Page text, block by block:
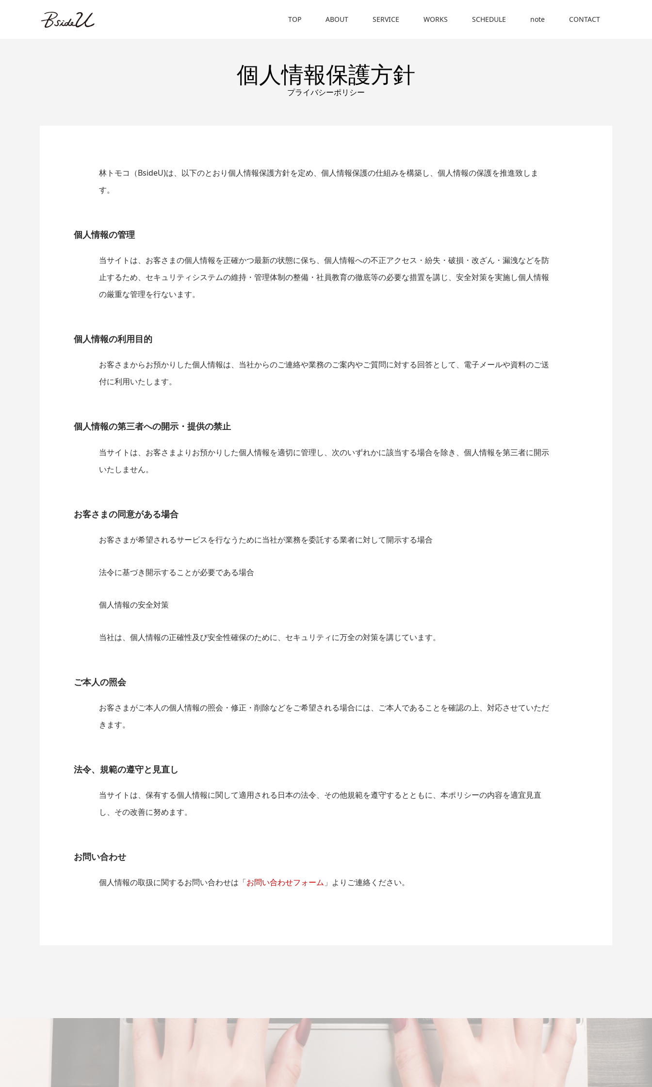
TOP ABOUT SERVICE WORKS SCHEDULE note CONTACT
個人情報保護方針
プライバシーポリシー
林トモコ（BsideU)は、以下のとおり個人情報保護方針を定め、個人情報保護の仕組みを構築し、個人情報の保護を推進致しま
す。
個人情報の管理
当サイトは、お客さまの個人情報を正確かつ最新の状態に保ち、個人情報への不正アクセス・紛失・破損・改ざん・漏洩などを防
止するため、セキュリティシステムの維持・管理体制の整備・社員教育の徹底等の必要な措置を講じ、安全対策を実施し個人情報
の厳重な管理を行ないます。
個人情報の利用目的
お客さまからお預かりした個人情報は、当社からのご連絡や業務のご案内やご質問に対する回答として、電子メールや資料のご送
付に利用いたします。
個人情報の第三者への開示・提供の禁止
当サイトは、お客さまよりお預かりした個人情報を適切に管理し、次のいずれかに該当する場合を除き、個人情報を第三者に開示
いたしません。
お客さまの同意がある場合
お客さまが希望されるサービスを行なうために当社が業務を委託する業者に対して開示する場合
法令に基づき開示することが必要である場合
個人情報の安全対策
当社は、個人情報の正確性及び安全性確保のために、セキュリティに万全の対策を講じています。
ご本人の照会
お客さまがご本人の個人情報の照会・修正・削除などをご希望される場合には、ご本人であることを確認の上、対応させていただ
きます。
法令、規範の遵守と見直し
当サイトは、保有する個人情報に関して適用される日本の法令、その他規範を遵守するとともに、本ポリシーの内容を適宜見直
し、その改善に努めます。
お問い合わせ
個人情報の取扱に関するお問い合わせは「お問い合わせフォーム 」よりご連絡ください。